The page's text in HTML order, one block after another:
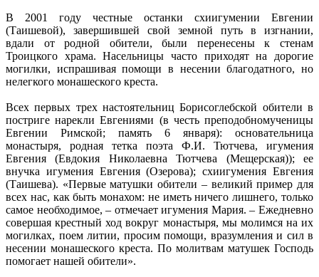
В 2001 году честные останки схиигумении Евгении
(Таишевой), завершившей свой земной путь в изгнании,
вдали от родной обители, были перенесены к стенам
Троицкого храма. Насельницы часто приходят на дорогие
могилки, испрашивая помощи в несении благодатного, но
нелегкого монашеского креста.
Всех первых трех настоятельниц Борисоглебской обители в
постриге нарекли Евгениями (в честь преподобномученицы
Евгении Римской; память 6 января): основательница
монастыря, родная тетка поэта Ф.И. Тютчева, игумения
Евгения (Евдокия Николаевна Тютчева (Мещерская)); ее
внучка игумения Евгения (Озерова); схиигумения Евгения
(Таишева). «Первые матушки обители – великий пример для
всех нас, как быть монахом: не иметь ничего лишнего, только
самое необходимое, – отмечает игумения Мария. – Ежедневно
совершая крестный ход вокруг монастыря, мы молимся на их
могилках, поем литии, просим помощи, вразумления и сил в
несении монашеского креста. По молитвам матушек Господь
помогает нашей обители».